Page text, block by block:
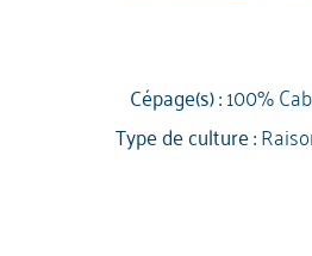
Cépage(s) :100%
Type de culture :